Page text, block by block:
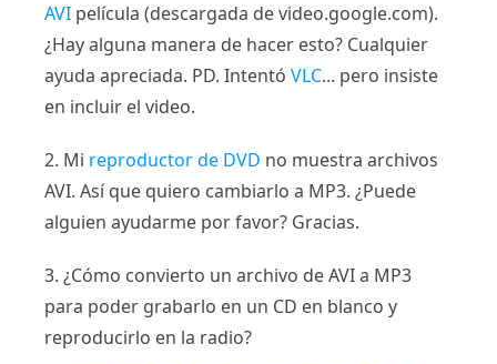
AVI película (descargada de video.google.com).
¿Hay alguna manera de hacer esto? Cualquier
ayuda apreciada. PD. Intentó VLC... pero insiste
en incluir el video.
2. Mi reproductor de DVD no muestra archivos
AVI. Así que quiero cambiarlo a MP3. ¿Puede
alguien ayudarme por favor? Gracias.
3. ¿Cómo convierto un archivo de AVI a MP3
para poder grabarlo en un CD en blanco y
reproducirlo en la radio?